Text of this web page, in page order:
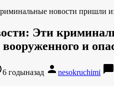
новости пришли
Эти
и
6 годыназад person nesokruchimi chat_bubble